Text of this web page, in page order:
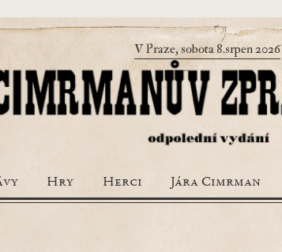
V Praze, sobota 8.srpen 2026
Hry Herci Jára Cimrman